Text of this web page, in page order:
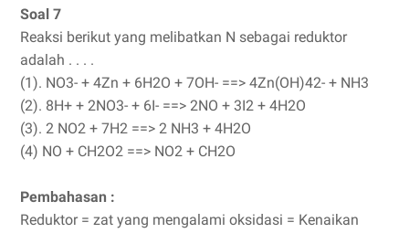
Soal 7
Reaksi berikut yang melibatkan N sebagai reduktor
adalah . . . .
(1). NO3- + 4Zn + 6H2O + 7OH- ==> 4Zn(OH)42- + NH3
(2). 8H+ + 2NO3- + 6I- ==> 2NO + 3I2 + 4H2O
(3). 2 NO2 + 7H2 ==> 2 NH3 + 4H2O
(4) NO + CH2O2 ==> NO2 + CH2O
Pembahasan :
Reduktor = zat yang mengalami oksidasi = Kenaikan